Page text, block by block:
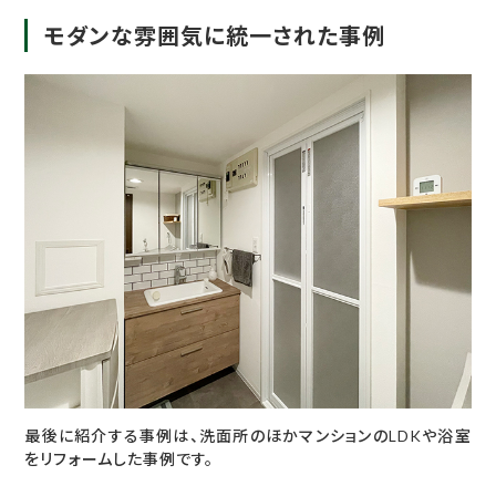
モダンな雰囲気に統一された事例
最後に紹介する事例は、洗面所のほかマンションのLDKや浴室
をリフォームした事例です。